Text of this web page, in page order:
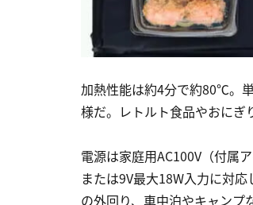
加熱性能は約4分で約80℃。
様だ。レトルト食品やおにぎ
電源は家庭用AC100V（付属
または9V最大18W入力に対
の外回り、車中泊やキャンプ